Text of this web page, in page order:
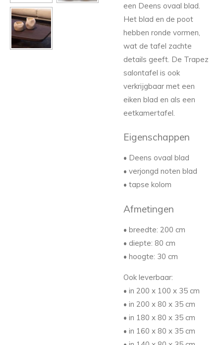
een Deens ovaal blad.
Het blad en de poot
hebben ronde vormen,
wat de tafel zachte
details geeft. De Trapez
salontafel is ook
verkrijgbaar met een
eiken blad en als een
eetkamertafel.
Eigenschappen
• Deens ovaal blad
• verjongd noten blad
• tapse kolom
Afmetingen
• breedte: 200 cm
• diepte: 80 cm
• hoogte: 30 cm
Ook leverbaar:
• in 200 x 100 x 35 cm
• in 200 x 80 x 35 cm
• in 180 x 80 x 35 cm
• in 160 x 80 x 35 cm